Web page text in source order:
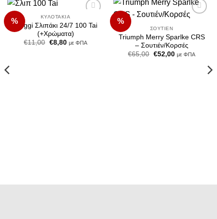
%
Wishlist
ΚΥΛΟΤΆΚΙΑ
Sloggi Σλιπάκι 24/7 100 Tai
(+Χρώματα)
€11,00 Original
€8,80Ημε ΦΠΑ
%
ΣΟΥΤΙΈΝ
Triumph Merry Sparlke CRS
– Σουτιέν/Κορσές
€65,00 Original
€52,00Ημε ΦΠΑ